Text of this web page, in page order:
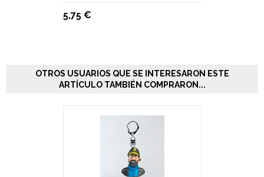
5,75 €
OTROS USUARIOS QUE SE INTERESARON ESTE
ARTÍCULO TAMBIÉN COMPRARON...